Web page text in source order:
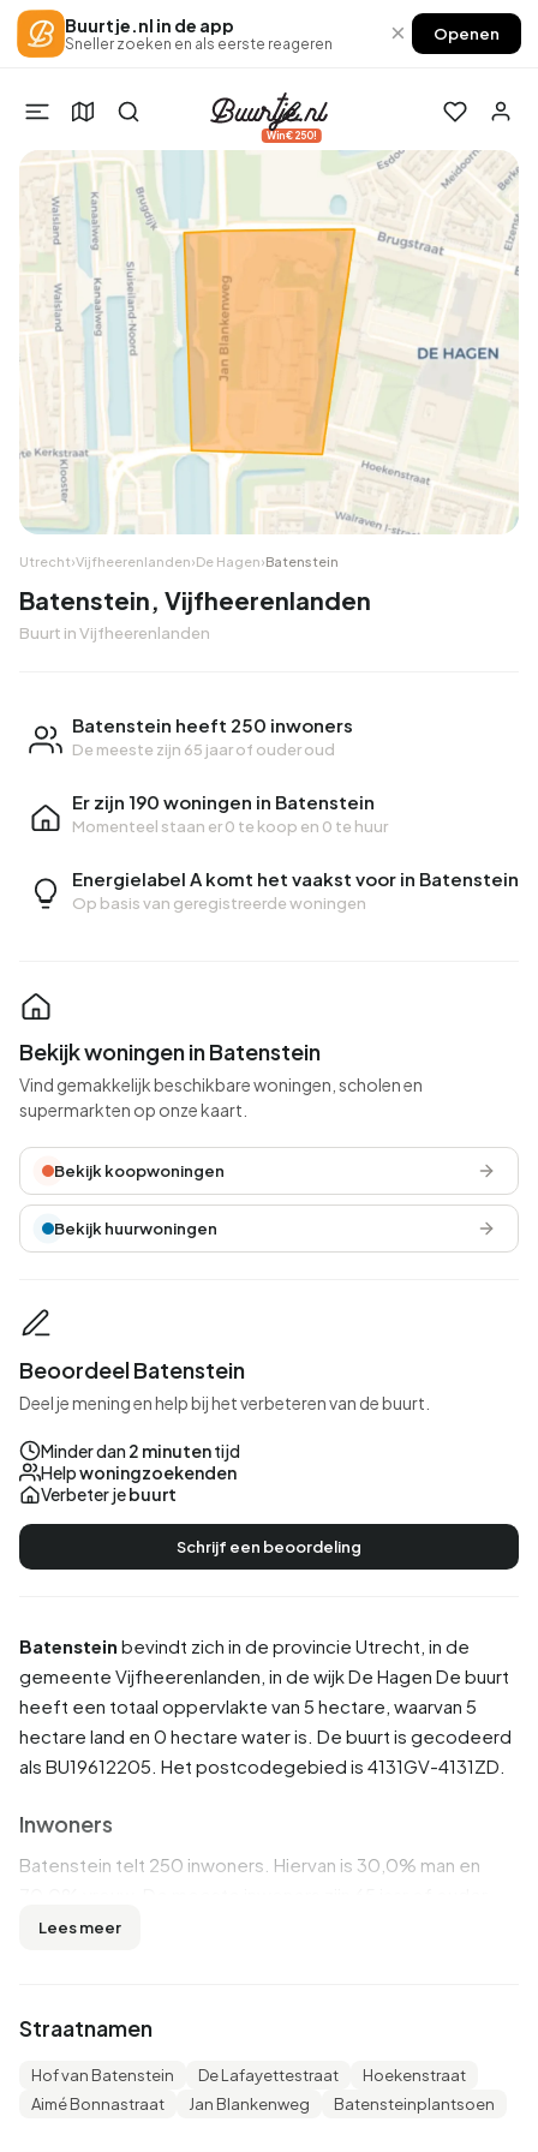
Buurtje.nl in de app
Sneller zoeken en als eerste reageren × Openen
Win €250!
Utrecht›Vijfheerenlanden›De Hagen›Batenstein
Batenstein, Vijfheerenlanden
Buurt in Vijfheerenlanden
Batenstein heeft 250 inwoners
De meeste zijn 65 jaar of ouder oud
Er zijn 190 woningen in Batenstein
Momenteel staan er0 te koop en 0 te huur
Energielabel A komt het vaakst voor in Batenstein
Op basis van geregistreerde woningen
Batenstein bevindt zich in de provincie Utrecht , in de
gemeente Vijfheerenlanden , in de wijkDe Hagen De buurt
heeft een totaal oppervlakte van 5 hectare, waarvan 5
hectare land en 0 hectare water is. De buurt is gecodeerd
als BU19612205. Het postcodegebied is 4131GV-4131ZD.
Inwoners
Batenstein telt 250 inwoners. Hiervan is 30,0% man en
(98,0%). De overige leeftijden zijn 2,0% voor '45 tot 65
5 komen uit landen buiten Europa.
Er zijn 80 huishoudens in Batenstein. 81,3% daarvan zijn
eenpersoonshuishoudens, 18,8% huishoudens zonder
Lees meer
Straatnamen
Hof van Batenstein De Lafayettestraat
Hoekenstraat
Aimé Bonnastraat
Jan Blankenweg Batensteinplantsoen
Bekijk woningen in Batenstein
Vind gemakkelijk beschikbare woningen, scholen en
supermarkten op onze kaart.
Bekijk koopwoningen
Bekijk huurwoningen
Beoordeel Batenstein
Deel je mening en help bij het verbeteren van de buurt.
Minder dan 2 minutentijd
Helpwoningzoekenden
Verbeter jebuurt
Schrijf een beoordeling